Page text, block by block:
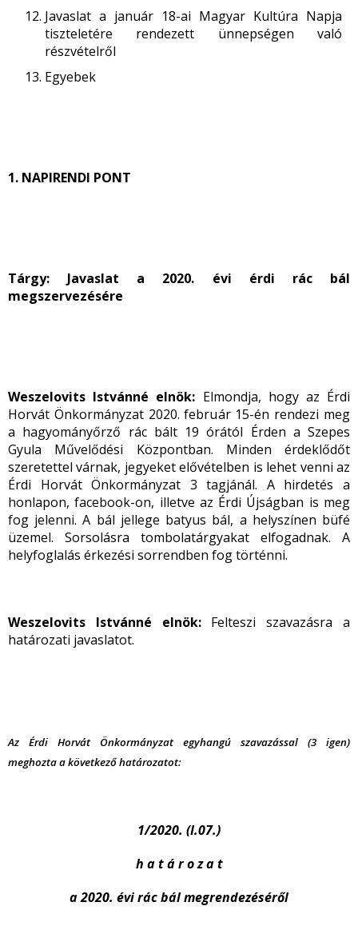
Javaslat a január 18-ai Magyar Kultúra Napja
tiszteletére rendezett ünnepségen való
részvételről
Egyebek
1. NAPIRENDI PONT
Tárgy: Javaslat a 2020. évi érdi rác bál
megszervezésére
Weszelovits Istvánné elnök: Elmondja, hogy az Érdi
Horvát Önkormányzat 2020. február 15-én rendezi meg
a hagyományőrző rác bált 19 órától Érden a Szepes
Gyula Művelődési Központban. Minden érdeklődőt
szeretettel várnak, jegyeket elővételben is lehet venni az
Érdi Horvát Önkormányzat 3 tagjánál. A hirdetés a
honlapon, facebook-on, illetve az Érdi Újságban is meg
fog jelenni. A bál jellege batyus bál, a helyszínen büfé
üzemel. Sorsolásra tombolatárgyakat elfogadnak. A
helyfoglalás érkezési sorrendben fog történni.
Weszelovits Istvánné elnök:Felteszi szavazásra a
határozati javaslatot.
Az Érdi Horvát Önkormányzat egyhangú szavazással (3 igen)
meghozta a következő határozatot:
1/2020. (I.07.)
h a t á r o z a t
a 2020. évi rác bál megrendezéséről